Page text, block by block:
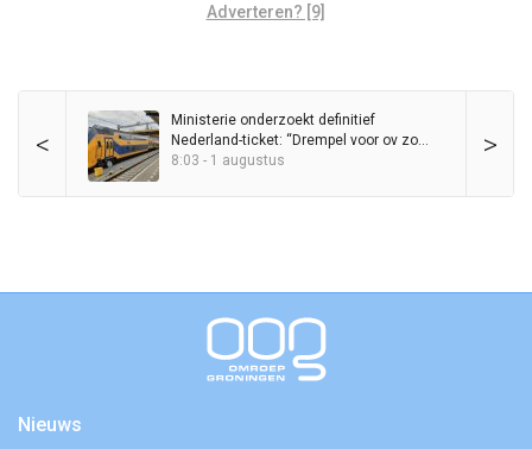
Adverteren? [9]
< >
Ministerie onderzoekt definitief
Nederland-ticket: “Drempel voor ov zo
laag mogelijk houden”
8:03 - 1 augustus
Nieuws